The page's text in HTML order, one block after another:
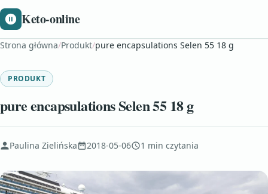
Keto-online
Strona główna/Produkt/pure encapsulations Selen 55 18 g
PRODUKT
pure encapsulations Selen 55 18 g
Paulina Zielińska 2018-05-06 1 min czytania